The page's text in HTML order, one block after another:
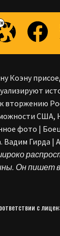
Коэну
вторжению
США,
фото |
Вадим Гирда |
Он пишет
с